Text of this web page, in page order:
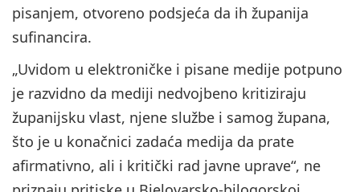
pisanjem, otvoreno podsjeća da ih županija
sufinancira.
„Uvidom u elektroničke i pisane medije potpuno
je razvidno da mediji nedvojbeno kritiziraju
županijsku vlast, njene službe i samog župana,
što je u konačnici zadaća medija da prate
afirmativno, ali i kritički rad javne uprave“, ne